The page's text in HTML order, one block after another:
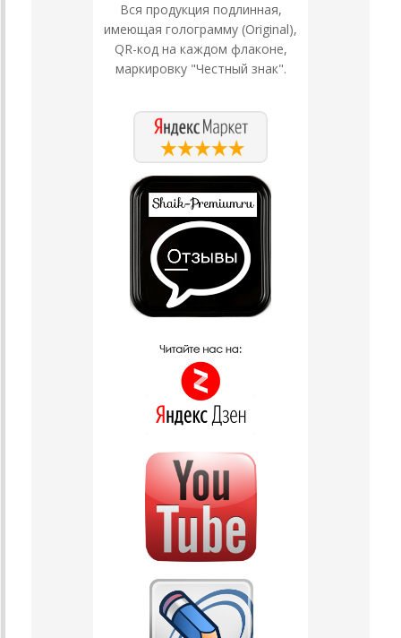
Вся продукция подлинная,
имеющая голограмму (Original),
QR-код на каждом флаконе,
маркировку "Честный знак".